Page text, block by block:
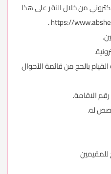
من خلال النقر على هذا
https://
.
بالحج من قائمة الأحوال
الاقامة.
له.
للمقيمين